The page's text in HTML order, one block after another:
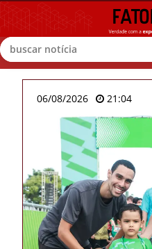
Buscar
06/08/2026 21:04